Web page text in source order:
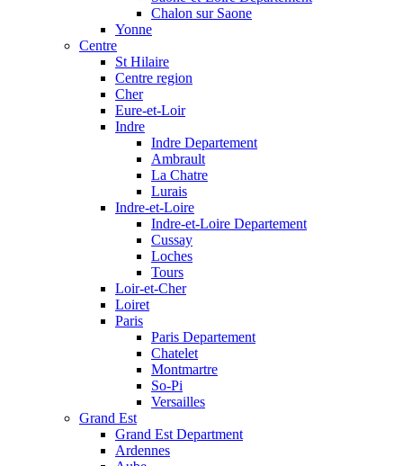
Chalon sur Saone
Yonne
Centre
St Hilaire
Centre region
Cher
Eure-et-Loir
Indre
Indre Departement
Ambrault
La Chatre
Lurais
Indre-et-Loire
Indre-et-Loire Departement
Cussay
Loches
Tours
Loir-et-Cher
Loiret
Paris
Paris Departement
Chatelet
Montmartre
So-Pi
Versailles
Grand Est
Grand Est Department
Ardennes